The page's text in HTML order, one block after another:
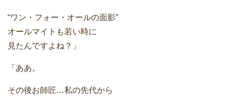
“ワン・フォー・オールの面影”
オールマイトも若い時に
見たんですよね？」
「ああ。
その後お師匠…私の先代から